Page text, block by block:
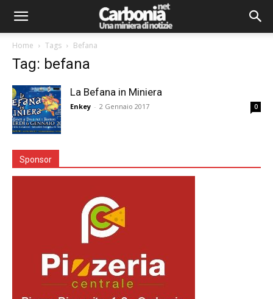
Home Tags Befana
Tag: befana
La Befana in Miniera
Enkey - 2 Gennaio 2017 0
Sponsor